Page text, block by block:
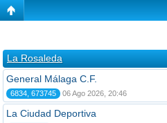
La Rosaleda
General Málaga C.F.
6834, 673745 06 Ago 2026, 20:46
La Ciudad Deportiva